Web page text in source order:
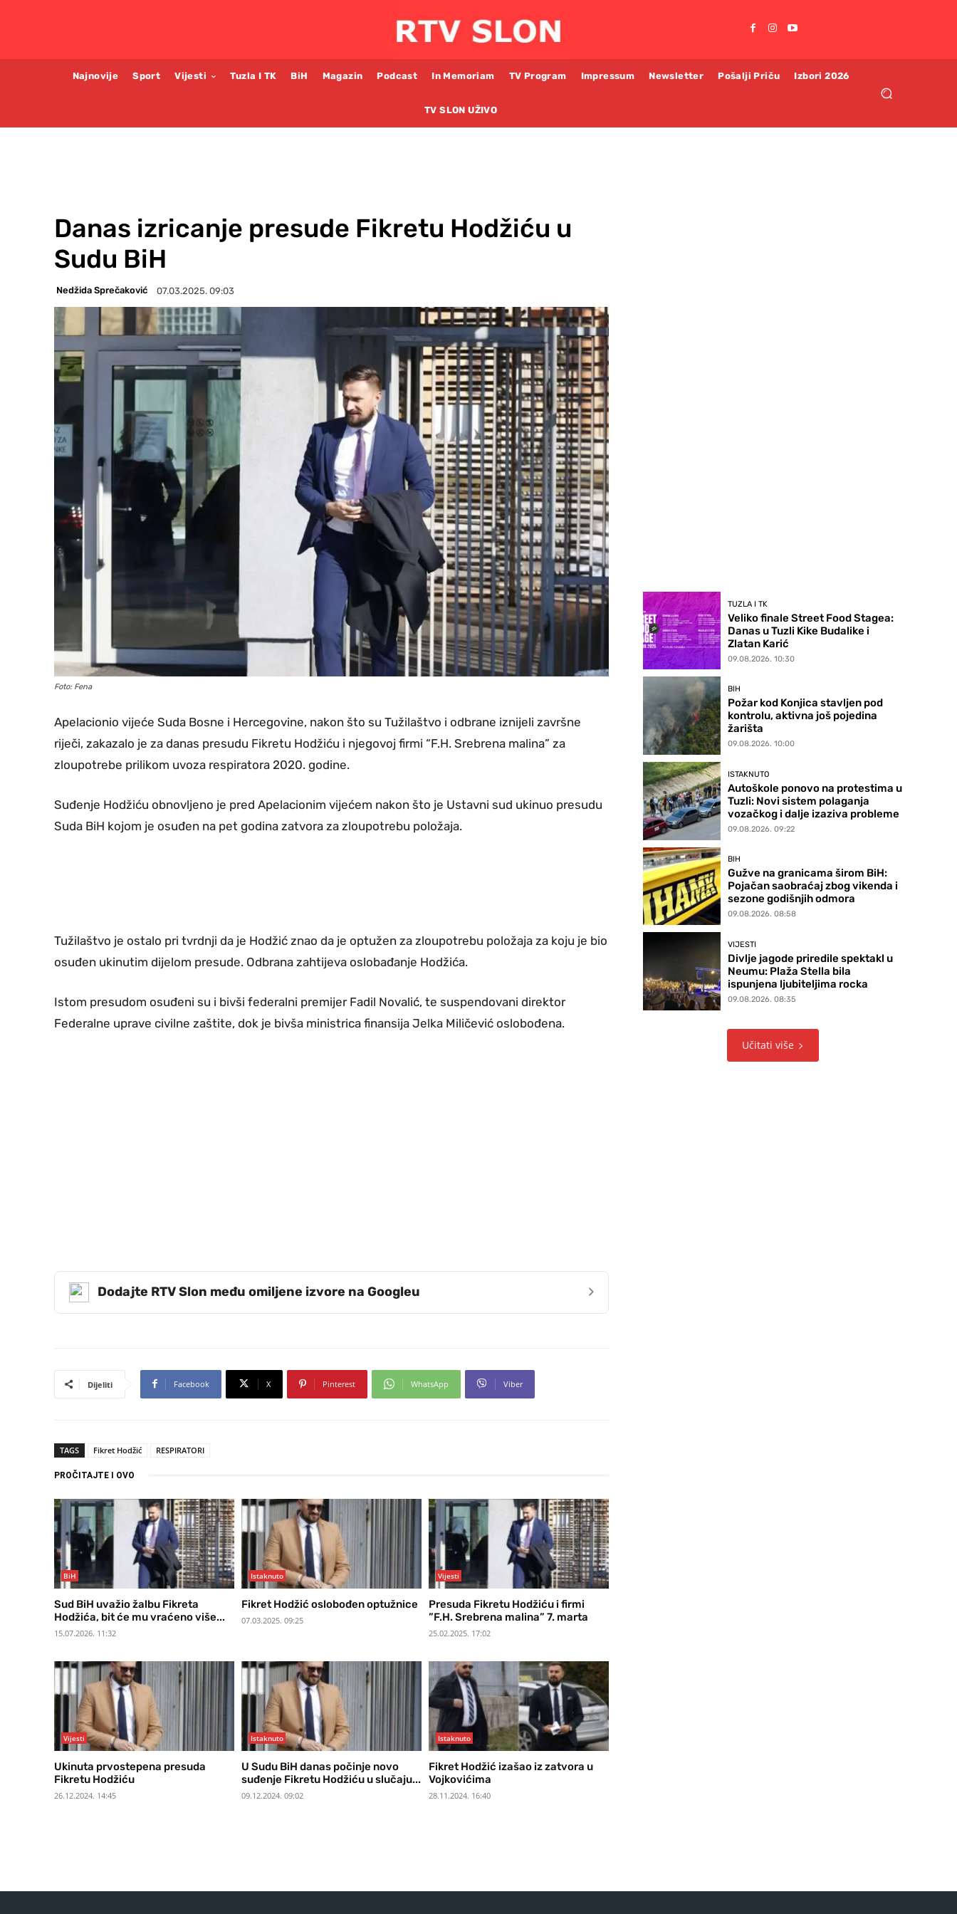
Najnovije Sport Vijesti Tuzla I TK BiH Magazin Podcast In Memoriam TV Program Impressum Newsletter Pošalji Priču Izbori 2026
TV SLON UŽIVO
Danas izricanje presude Fikretu Hodžiću u
Sudu BiH
Nedžida Sprečaković 07.03.2025. 09:03
Foto: Fena
Apelacionio vijeće Suda Bosne i Hercegovine, nakon što su Tužilaštvo i odbrane iznijeli završne
riječi, zakazalo je za danas presudu Fikretu Hodžiću i njegovoj firmi “F.H. Srebrena malina” za
zloupotrebe prilikom uvoza respiratora 2020. godine.
Suđenje Hodžiću obnovljeno je pred Apelacionim vijećem nakon što je Ustavni sud ukinuo presudu
Suda BiH kojom je osuđen na pet godina zatvora za zloupotrebu položaja.
Tužilaštvo je ostalo pri tvrdnji da je Hodžić znao da je optužen za zloupotrebu položaja za koju je bio
osuđen ukinutim dijelom presude. Odbrana zahtijeva oslobađanje Hodžića.
Istom presudom osuđeni su i bivši federalni premijer Fadil Novalić, te suspendovani direktor
Federalne uprave civilne zaštite, dok je bivša ministrica finansija Jelka Miličević oslobođena.
Dodajte RTV Slon među omiljene izvore na Googleu ›
Dijeliti Facebook X Pinterest WhatsApp Viber
TAGS Fikret Hodžić RESPIRATORI
PROČITAJTE I OVO
BiH
Sud BiH uvažio žalbu Fikreta
Hodžića, bit će mu vraćeno više...
15.07.2026. 11:32
Istaknuto
Fikret Hodžić oslobođen optužnice
07.03.2025. 09:25
Vijesti
Presuda Fikretu Hodžiću i firmi
”F.H. Srebrena malina” 7. marta
25.02.2025. 17:02
Vijesti
Ukinuta prvostepena presuda
Fikretu Hodžiću
26.12.2024. 14:45
Istaknuto
U Sudu BiH danas počinje novo
suđenje Fikretu Hodžiću u slučaju...
09.12.2024. 09:02
Istaknuto
Fikret Hodžić izašao iz zatvora u
Vojkovićima
28.11.2024. 16:40
TUZLA I TK
Veliko finale Street Food Stagea:
Danas u Tuzli Kike Budalike i
Zlatan Karić
09.08.2026. 10:30
BIH
Požar kod Konjica stavljen pod
kontrolu, aktivna još pojedina
žarišta
09.08.2026. 10:00
ISTAKNUTO
Autoškole ponovo na protestima u
Tuzli: Novi sistem polaganja
vozačkog i dalje izaziva probleme
09.08.2026. 09:22
BIH
Gužve na granicama širom BiH:
Pojačan saobraćaj zbog vikenda i
sezone godišnjih odmora
09.08.2026. 08:58
VIJESTI
Divlje jagode priredile spektakl u
Neumu: Plaža Stella bila
ispunjena ljubiteljima rocka
09.08.2026. 08:35
Učitati više